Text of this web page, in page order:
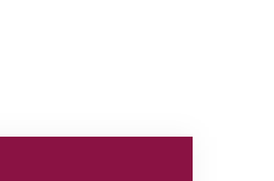
August 2026